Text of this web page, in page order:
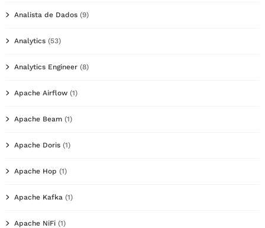
Analista de Dados (9)
Analytics (53)
Analytics Engineer (8)
Apache Airflow (1)
Apache Beam (1)
Apache Doris (1)
Apache Hop (1)
Apache Kafka (1)
Apache NiFi (1)